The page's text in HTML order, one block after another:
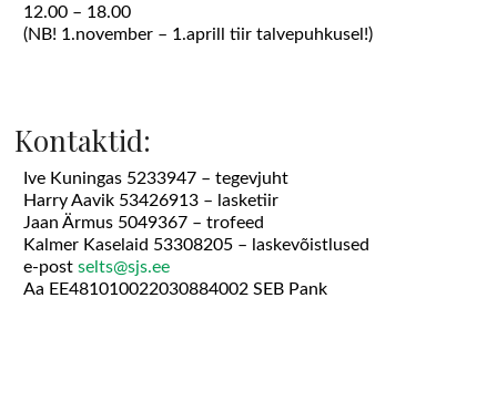
12.00 – 18.00
(NB! 1.november – 1.aprill tiir talvepuhkusel!)
Kontaktid:
Ive Kuningas 5233947 – tegevjuht
Harry Aavik 53426913 – lasketiir
Jaan Ärmus 5049367 – trofeed
Kalmer Kaselaid 53308205 – laskevõistlused
e-postselts@sjs.ee
Aa EE481010022030884002 SEB Pank